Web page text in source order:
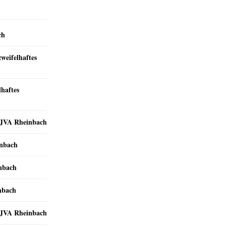
Rheinbach
Rheinbach